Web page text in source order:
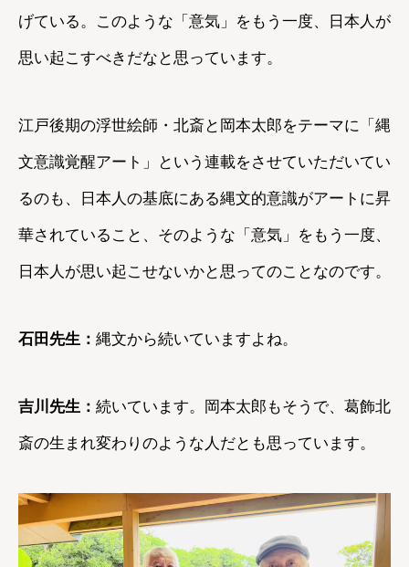
げている。このような「意気」をもう一度、日本人が
思い起こすべきだなと思っています。
江戸後期の浮世絵師・北斎と岡本太郎をテーマに「縄
文意識覚醒アート」という連載をさせていただいてい
るのも、日本人の基底にある縄文的意識がアートに昇
華されていること、そのような「意気」をもう一度、
日本人が思い起こせないかと思ってのことなのです。
石田先生： 縄文から続いていますよね。
吉川先生： 続いています。岡本太郎もそうで、葛飾北
斎の生まれ変わりのような人だとも思っています。